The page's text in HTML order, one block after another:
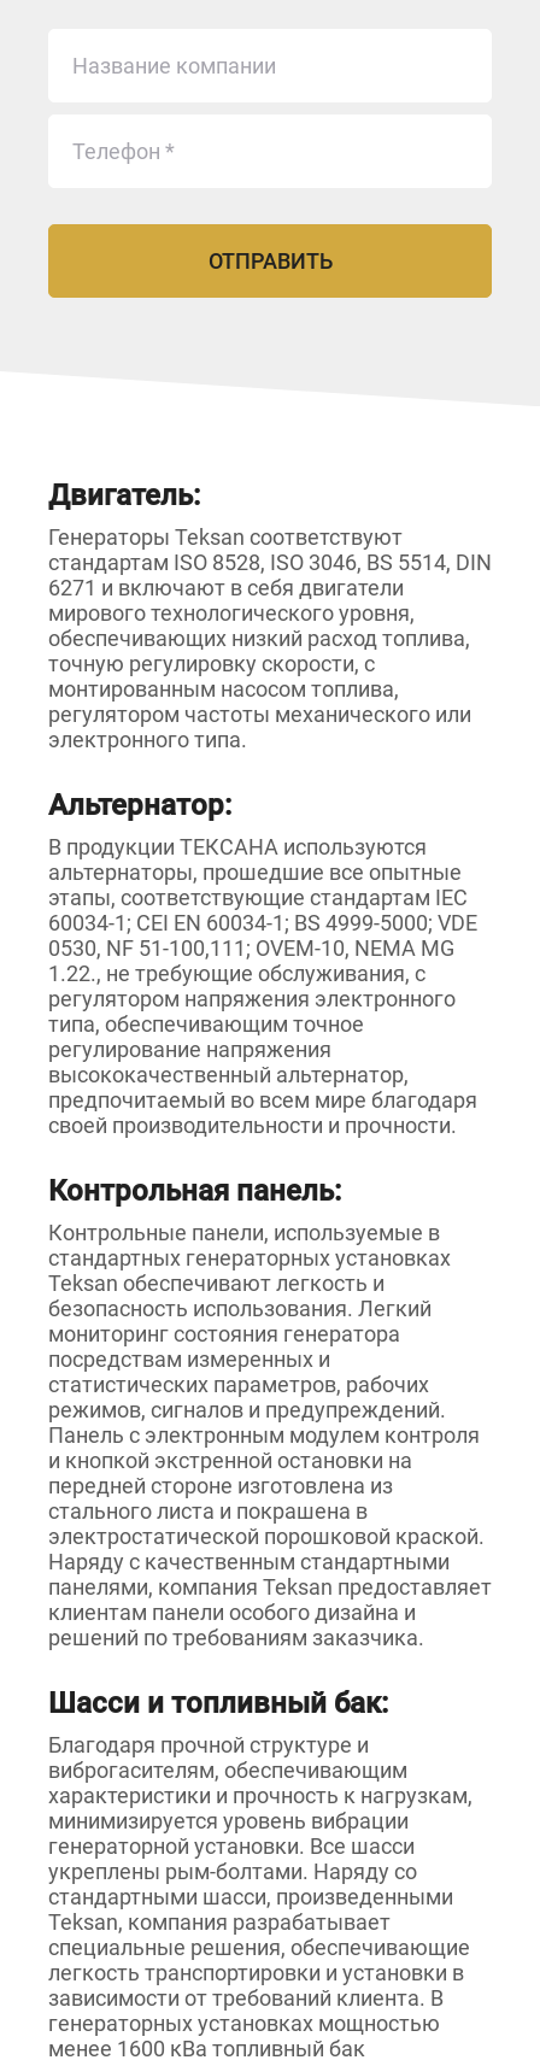
Двигатель:
Генераторы Teksan соответствуют
стандартам ISO 8528, ISO 3046, BS 5514, DIN
6271 и включают в себя двигатели
мирового технологического уровня,
обеспечивающих низкий расход топлива,
точную регулировку скорости, с
монтированным насосом топлива,
регулятором частоты механического или
электронного типа.
Альтернатор:
В продукции ТЕКСАНА используются
альтернаторы, прошедшие все опытные
этапы, соответствующие стандартам IEC
60034-1; CEI EN 60034-1; BS 4999-5000; VDE
0530, NF 51-100,111; OVEM-10, NEMA MG
1.22., не требующие обслуживания, с
регулятором напряжения электронного
типа, обеспечивающим точное
регулирование напряжения
высококачественный альтернатор,
предпочитаемый во всем мире благодаря
своей производительности и прочности.
Контрольная панель:
Контрольные панели, используемые в
стандартных генераторных установках
Teksan обеспечивают легкость и
безопасность использования. Легкий
мониторинг состояния генератора
посредствам измеренных и
статистических параметров, рабочих
режимов, сигналов и предупреждений.
Панель с электронным модулем контроля
и кнопкой экстренной остановки на
передней стороне изготовлена из
стального листа и покрашена в
электростатической порошковой краской.
Наряду с качественным стандартными
панелями, компания Teksan предоставляет
клиентам панели особого дизайна и
решений по требованиям заказчика.
Шасси и топливный бак:
Благодаря прочной структуре и
виброгасителям, обеспечивающим
характеристики и прочность к нагрузкам,
минимизируется уровень вибрации
генераторной установки. Все шасси
укреплены рым-болтами. Наряду со
стандартными шасси, произведенными
Teksan, компания разрабатывает
специальные решения, обеспечивающие
легкость транспортировки и установки в
зависимости от требований клиента. В
генераторных установках мощностью
менее 1600 кВа топливный бак